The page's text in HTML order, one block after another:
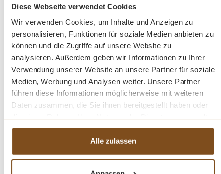
Diese Webseite verwendet Cookies
Wir verwenden Cookies, um Inhalte und Anzeigen zu
personalisieren, Funktionen für soziale Medien anbieten zu
können und die Zugriffe auf unsere Website zu
analysieren. Außerdem geben wir Informationen zu Ihrer
Verwendung unserer Website an unsere Partner für soziale
Medien, Werbung und Analysen weiter. Unsere Partner
führen diese Informationen möglicherweise mit weiteren
Daten zusammen, die Sie ihnen bereitgestellt haben oder
haben.
Alle zulassen
Rabatt
-31%
Landhaus Eckvitrine Weichholz